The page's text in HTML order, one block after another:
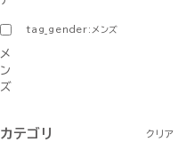
tag_gender:メンズ
メ
ン
ズ
カテゴリ クリア